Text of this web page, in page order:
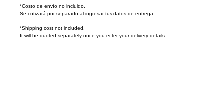
*Costo de envío no incluido.
Se cotizará por separado al ingresar tus datos de entrega.
*Shipping cost not included.
It will be quoted separately once you enter your delivery details.